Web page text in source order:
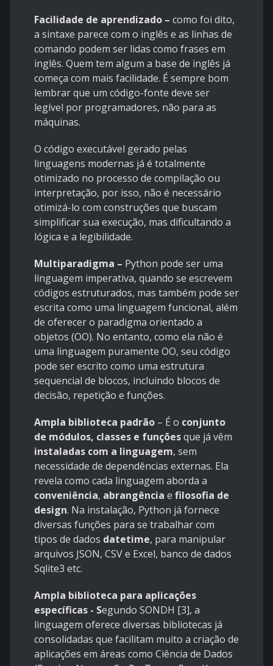
Facilidade de aprendizado – como foi dito,
a sintaxe parece com o inglês e as linhas de
comando podem ser lidas como frases em
inglês. Quem tem algum a base de inglês já
começa com mais facilidade. É sempre bom
lembrar que um código-fonte deve ser
legível por programadores, não para as
máquinas.
O código executável gerado pelas
linguagens modernas já é totalmente
otimizado no processo de compilação ou
interpretação, por isso, não é necessário
otimizá-lo com construções que buscam
simplificar sua execução, mas dificultando a
lógica e a legibilidade.
Multiparadigma – Python pode ser uma
linguagem imperativa, quando se escrevem
códigos estruturados, mas também pode ser
escrita como uma linguagem funcional, além
de oferecer o paradigma orientado a
objetos (OO). No entanto, como ela não é
uma linguagem puramente OO, seu código
pode ser escrito como uma estrutura
sequencial de blocos, incluindo blocos de
decisão, repetição e funções.
Ampla biblioteca padrão – É o conjunto
de módulos, classes e funçõesque já vêm
instaladas com a linguagem, sem
necessidade de dependências externas. Ela
revela como cada linguagem aborda a
conveniência, abrangência e filosofia de
design. Na instalação, Python já fornece
diversas funções para se trabalhar com
tipos de dados datetime, para manipular
arquivos JSON, CSV e Excel, banco de dados
Sqlite3 etc.
Ampla biblioteca para aplicações
específicas - Segundo SONDH [3], a
linguagem oferece diversas bibliotecas já
consolidadas que facilitam muito a criação de
aplicações em áreas como Ciência de Dados